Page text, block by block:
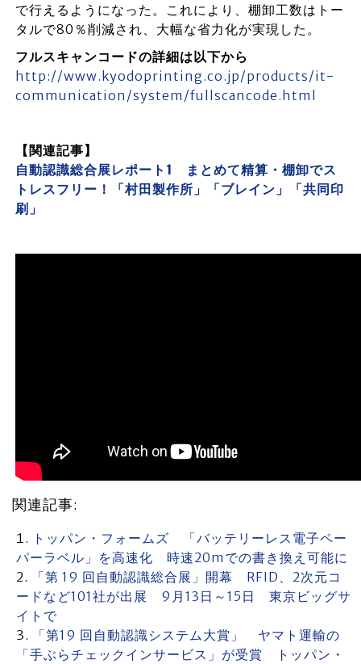
で行えるようになった。これにより、棚卸工数はトー
タルで80％削減され、大幅な省力化が実現した。
フルスキャンコードの詳細は以下から
http://www.kyodoprinting.co.jp/products/it-
communication/system/fullscancode.html
【関連記事】
自動認識総合展レポート1 まとめて精算・棚卸でス
トレスフリー！「村田製作所」「ブレイン」「共同印
刷」
関連記事:
トッパン・フォームズ 「バッテリーレス電子ペー
パーラベル」を高速化 時速20mでの書き換え可能に
「第 19 回自動認識総合展」開幕 RFID、2次元コ
ードなど101社が出展 9月13日～15日 東京ビッグサ
イトで
「第19 回自動認識システム大賞」 ヤマト運輸の
「手ぶらチェックインサービス」が受賞 トッパン・